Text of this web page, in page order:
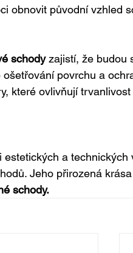
obnovit původní vzhled
schody zajistí, že budou
povrchu a
které ovlivňují
a technických
Jeho přirozená
schody.